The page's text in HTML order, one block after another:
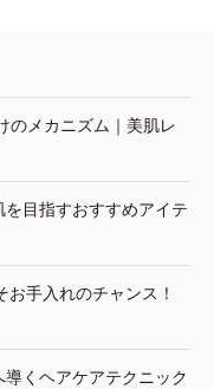
のメカニズム｜美肌レ
を目指すおすすめアイテ
お手入れのチャンス！
くヘアケアテクニック